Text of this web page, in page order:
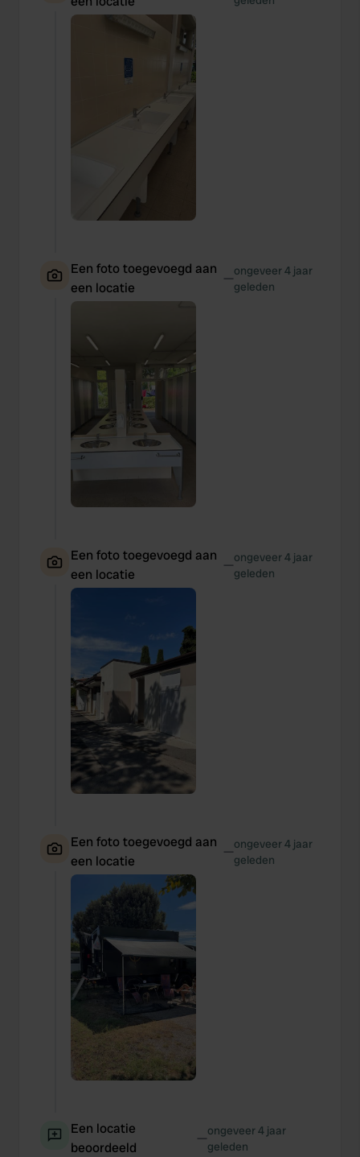
Een foto toegevoegd aan
een locatie
—ongeveer 4 jaar
geleden
Een foto toegevoegd aan
een locatie
—ongeveer 4 jaar
geleden
Een foto toegevoegd aan
een locatie
—ongeveer 4 jaar
geleden
Een locatie
beoordeeld
—ongeveer 4 jaar
geleden